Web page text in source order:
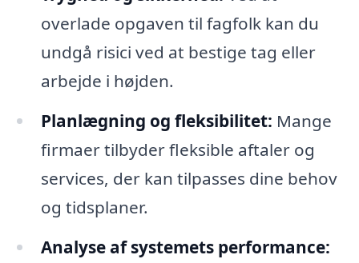
overlade opgaven til fagfolk kan du
undgå risici ved at bestige tag eller
arbejde i højden.
Planlægning og fleksibilitet: Mange
firmaer tilbyder fleksible aftaler og
services, der kan tilpasses dine behov
og tidsplaner.
Analyse af systemets performance: